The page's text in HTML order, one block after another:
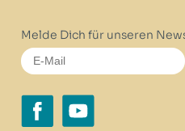
Melde Dich für unseren